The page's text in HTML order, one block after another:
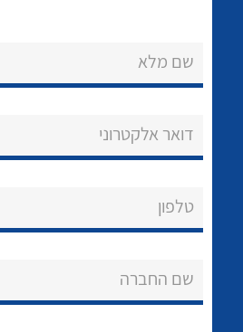
לכל מוצרי היצרן
שם מלא
דואר אלקטרוני
טלפון
שם החברה